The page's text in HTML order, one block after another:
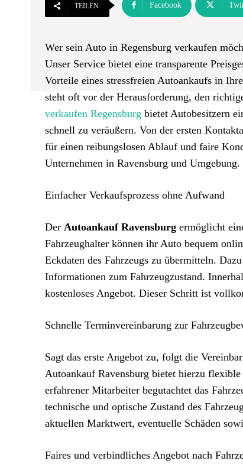
TEILEN Facebook
Wer sein Auto in Regensburg verkaufen
Unser Service bietet eine transparente
Vorteile eines stressfreien Autoankaufs in
steht oft vor der Herausforderung, den
verkaufen Regensburg bietet Autobesitzern
schnell zu veräußern. Von der ersten
für einen reibungslosen Ablauf und faire
Unternehmen in Ravensburg und Umgebung.
Einfacher Verkaufsprozess ohne Aufwand
Der Autoankauf Ravensburg ermöglicht
Fahrzeughalter können ihr Auto bequem
Eckdaten des Fahrzeugs zu übermitteln.
Informationen zum Fahrzeugzustand.
kostenloses Angebot. Dieser Schritt ist
Schnelle Terminvereinbarung zur
Sagt das erste Angebot zu, folgt die
Autoankauf Ravensburg bietet hierzu
erfahrener Mitarbeiter begutachtet das
technische und optische Zustand des
aktuellen Marktwert, eventuelle Schäden
Faires und verbindliches Angebot nach